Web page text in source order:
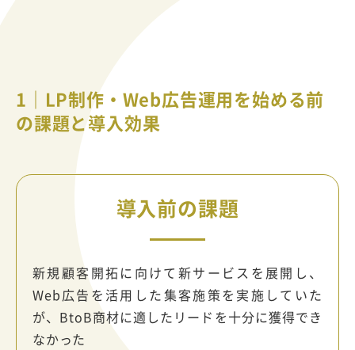
1｜LP制作・Web広告運用を始める前
の課題と導入効果
導入前の課題
新規顧客開拓に向けて新サービスを展開し、
Web広告を活用した集客施策を実施していた
が、BtoB商材に適したリードを十分に獲得でき
なかった